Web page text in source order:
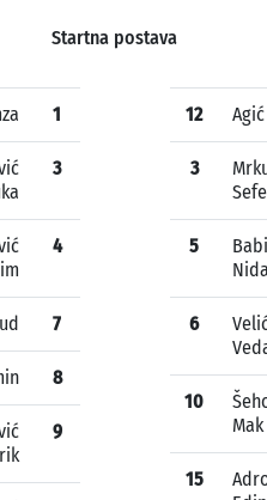
Startna postava
1
3
4
7
8
9
12
3
5
6
10
Mak
15